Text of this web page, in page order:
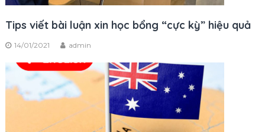
Tips viết bài luận xin học bổng “cực kỳ” hiệu quả
14/01/2021 admin